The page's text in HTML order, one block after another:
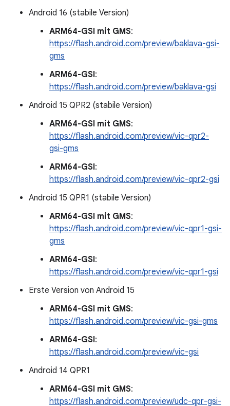
Android 16 (stabile Version)
ARM64-GSI mit GMS:
https://flash.android.com/preview/baklava-gsi-
gms
ARM64-GSI:
https://flash.android.com/preview/baklava-gsi
Android 15 QPR2 (stabile Version)
ARM64-GSI mit GMS:
https://flash.android.com/preview/vic-qpr2-
gsi-gms
ARM64-GSI:
https://flash.android.com/preview/vic-qpr2-gsi
Android 15 QPR1 (stabile Version)
ARM64-GSI mit GMS:
https://flash.android.com/preview/vic-qpr1-gsi-
gms
ARM64-GSI:
https://flash.android.com/preview/vic-qpr1-gsi
Erste Version von Android 15
ARM64-GSI mit GMS:
https://flash.android.com/preview/vic-gsi-gms
ARM64-GSI:
https://flash.android.com/preview/vic-gsi
Android 14 QPR1
ARM64-GSI mit GMS:
https://flash.android.com/preview/udc-qpr-gsi-